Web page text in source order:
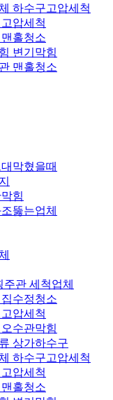
하수구고압세척
압세척
홀청소
변기막힘
맨홀청소
막혔을때
힘
뚫는업체
관 세척업체
수정청소
압세척
수관막힘
상가하수구
하수구고압세척
압세척
홀청소